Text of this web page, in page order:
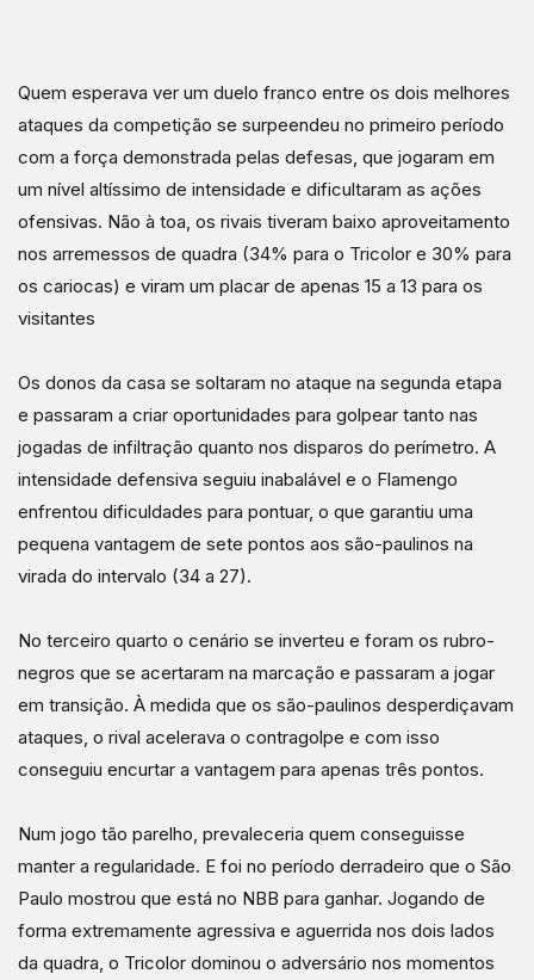
Quem esperava ver um duelo franco entre os dois melhores
ataques da competição se surpeendeu no primeiro período
com a força demonstrada pelas defesas, que jogaram em
um nível altíssimo de intensidade e dificultaram as ações
ofensivas. Não à toa, os rivais tiveram baixo aproveitamento
nos arremessos de quadra (34% para o Tricolor e 30% para
os cariocas) e viram um placar de apenas 15 a 13 para os
visitantes
Os donos da casa se soltaram no ataque na segunda etapa
e passaram a criar oportunidades para golpear tanto nas
jogadas de infiltração quanto nos disparos do perímetro. A
intensidade defensiva seguiu inabalável e o Flamengo
enfrentou dificuldades para pontuar, o que garantiu uma
pequena vantagem de sete pontos aos são-paulinos na
virada do intervalo (34 a 27).
No terceiro quarto o cenário se inverteu e foram os rubro-
negros que se acertaram na marcação e passaram a jogar
em transição. À medida que os são-paulinos desperdiçavam
ataques, o rival acelerava o contragolpe e com isso
conseguiu encurtar a vantagem para apenas três pontos.
Num jogo tão parelho, prevaleceria quem conseguisse
manter a regularidade. E foi no período derradeiro que o São
Paulo mostrou que está no NBB para ganhar. Jogando de
forma extremamente agressiva e aguerrida nos dois lados
da quadra, o Tricolor dominou o adversário nos momentos